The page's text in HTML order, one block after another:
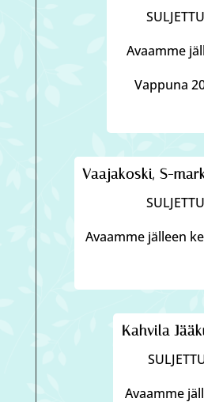
Avaamme
Vappuna
Vaajakoski, S-
Avaamme jälleen
Kahvila
Avaamme